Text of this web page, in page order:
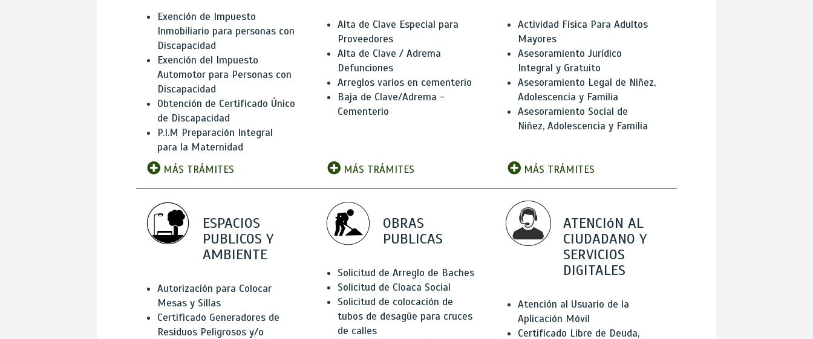
Exención de Impuesto
Inmobiliario para personas con
Discapacidad
Exención del Impuesto
Automotor para Personas con
Discapacidad
Obtención de Certificado Único
de Discapacidad
P.I.M Preparación Integral
para la Maternidad
MÁS TRÁMITES
Alta de Clave Especial para
Proveedores
Alta de Clave / Adrema
Defunciones
Arreglos varios en cementerio
Baja de Clave/Adrema -
Cementerio
MÁS TRÁMITES
Actividad Física Para Adultos
Mayores
Asesoramiento Jurídico
Integral y Gratuito
Asesoramiento Legal de Niñez,
Adolescencia y Familia
Asesoramiento Social de
Niñez, Adolescencia y Familia
MÁS TRÁMITES
ESPACIOS
PUBLICOS Y
AMBIENTE
Autorización para Colocar
Mesas y Sillas
Certificado Generadores de
Residuos Peligrosos y/o
OBRAS
PUBLICAS
Solicitud de Arreglo de Baches
Solicitud de Cloaca Social
Solicitud de colocación de
tubos de desagüe para cruces
de calles
ATENCIóN AL
CIUDADANO Y
SERVICIOS
DIGITALES
Atención al Usuario de la
Aplicación Móvil
Certificado Libre de Deuda,